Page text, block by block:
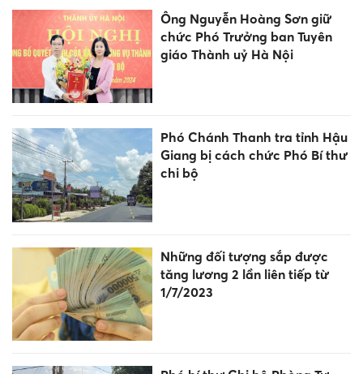
Ông Nguyễn Hoàng Sơn giữ
chức Phó Trưởng ban Tuyên
giáo Thành uỷ Hà Nội
Phó Chánh Thanh tra tỉnh Hậu
Giang bị cách chức Phó Bí thư
chi bộ
Những đối tượng sắp được
tăng lương 2 lần liên tiếp từ
1/7/2023